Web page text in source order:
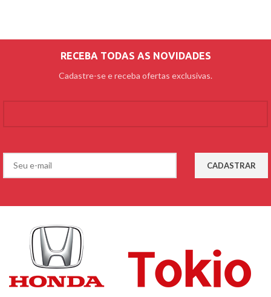
RECEBA TODAS AS NOVIDADES
Cadastre-se e receba ofertas exclusivas.